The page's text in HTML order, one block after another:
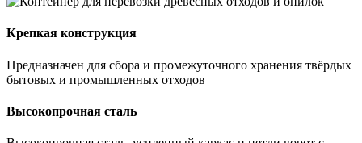
Крепкая конструкция
Предназначен для сбора и промежуточного хранения твёрдых
бытовых и промышленных отходов
Высокопрочная сталь